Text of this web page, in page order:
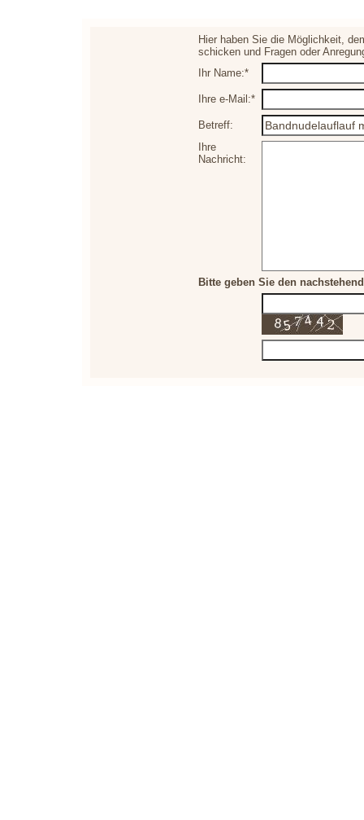
Hier haben Sie die Möglichkeit,
schicken und Fragen oder
Ihr Name:*
Ihre e-Mail:*
Betreff:
Ihre
Nachricht:
Bitte geben Sie den